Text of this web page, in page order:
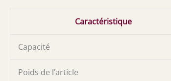
Caractéristique
Capacité
Poids de l’article